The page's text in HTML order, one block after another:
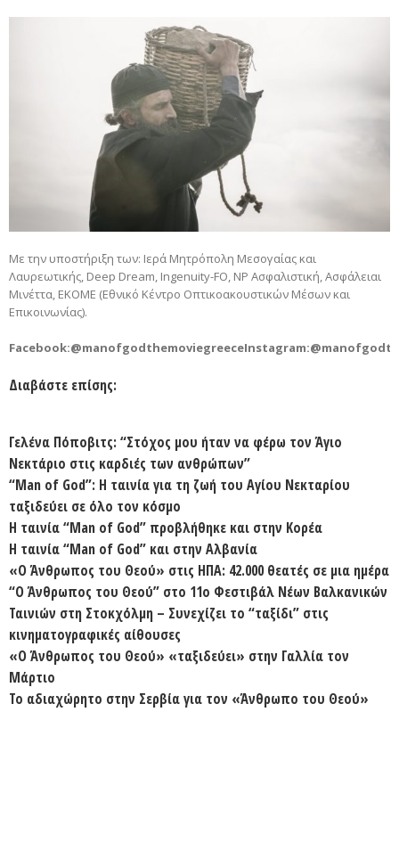
Mε την υποστήριξη των: Ιερά Μητρόπολη Μεσογαίας και
Λαυρεωτικής, Deep Dream, Ingenuity-FO, NP Ασφαλιστική, Ασφάλειαι
Μινέττα, ΕΚΟΜΕ (Εθνικό Κέντρο Οπτικοακουστικών Μέσων και
Επικοινωνίας).
Διαβάστε επίσης:
Γελένα Πόποβιτς: “Στόχος μου ήταν να φέρω τον Άγιο
Νεκτάριο στις καρδιές των ανθρώπων”
“Man of God”: Η ταινία για τη ζωή του Αγίου Νεκταρίου
ταξιδεύει σε όλο τον κόσμο
Η ταινία “Man of God” προβλήθηκε και στην Κορέα
Η ταινία “Man of God” και στην Αλβανία
«Ο Άνθρωπος του Θεού» στις ΗΠΑ: 42.000 θεατές σε μια ημέρα
“Ο Άνθρωπος του Θεού” στο 11ο Φεστιβάλ Νέων Βαλκανικών
Ταινιών στη Στοκχόλμη – Συνεχίζει το “ταξίδι” στις
κινηματογραφικές αίθουσες
«Ο Άνθρωπος του Θεού» «ταξιδεύει» στην Γαλλία τον
Μάρτιο
Το αδιαχώρητο στην Σερβία για τον «Άνθρωπο του Θεού»